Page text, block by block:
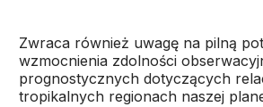
Zwraca również uwagę na pilną
wzmocnienia zdolności
prognostycznych dotyczących
tropikalnych regionach naszej